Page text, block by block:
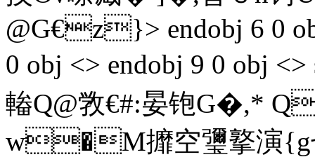
@G€z}> endobj 6 0
0 obj <> endobj 9 0 obj
輽Q@敩€#:晏铇G�,*
w�M攠空瓕撉演{g